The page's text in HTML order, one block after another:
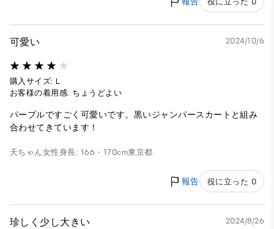
可愛い 2024/10/6
購入サイズ: L
お客様の着用感: ちょうどよい
パープルですごく可愛いです。黒いジャンパースカートと組み
合わせてきています！
天ちゃん女性身長: 166 - 170cm東京都
報告 役に立った 0
珍しく少し大きい 2024/8/26